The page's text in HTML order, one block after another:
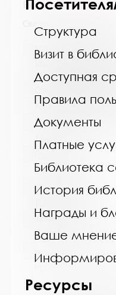
Структура
Визит в
Доступная
Правила
Документы
Платные
Библиотека
История
Награды и
Ваше
Ресурсы
Выпуск №1 от 2022
Название
Муниципальное
творчества
МБУК "ДК и
Почтовый индекс:
184060
с. Алакуртти
Улица, дом:
Телефон:
+79113395560
www:
https://vk.com/